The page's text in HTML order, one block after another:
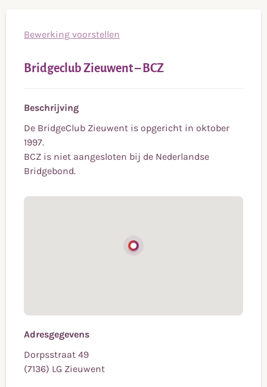
Bewerking voorstellen
Bridgeclub Zieuwent – BCZ
Beschrijving
De BridgeClub Zieuwent is opgericht in oktober
1997.
BCZ is niet aangesloten bij de Nederlandse
Bridgebond.
Adresgegevens
Dorpsstraat 49
(7136) LG Zieuwent